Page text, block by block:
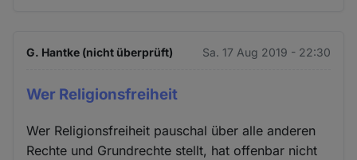
G. Hantke (nicht überprüft) Sa. 17 Aug 2019 - 22:30
Wer Religionsfreiheit
Wer Religionsfreiheit pauschal über alle anderen
Rechte und Grundrechte stellt, hat offenbar nicht